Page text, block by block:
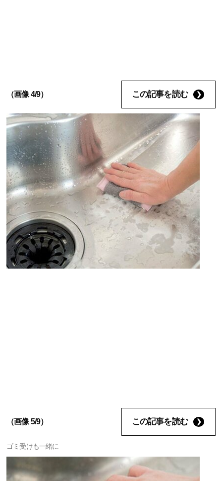
（画像 4/9） この記事を読む
（画像 5/9） この記事を読む
ゴミ受けも一緒に